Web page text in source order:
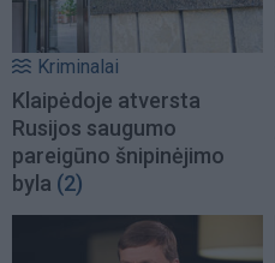
Kriminalai
Klaipėdoje atversta
Rusijos saugumo
pareigūno šnipinėjimo
byla (2)